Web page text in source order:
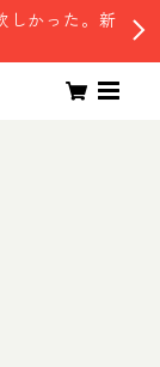
しかった。新